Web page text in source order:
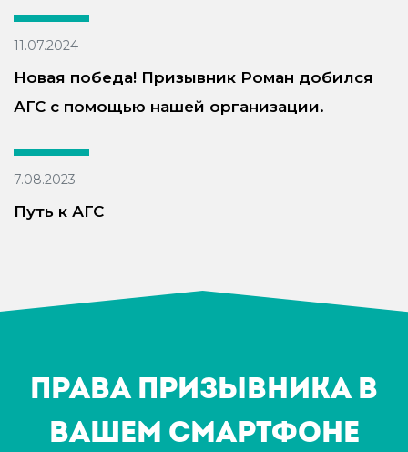
11.07.2024
Новая победа! Призывник Роман добился
АГС с помощью нашей организации.
7.08.2023
Путь к АГС
Права призывника в
Вашем смартфоне